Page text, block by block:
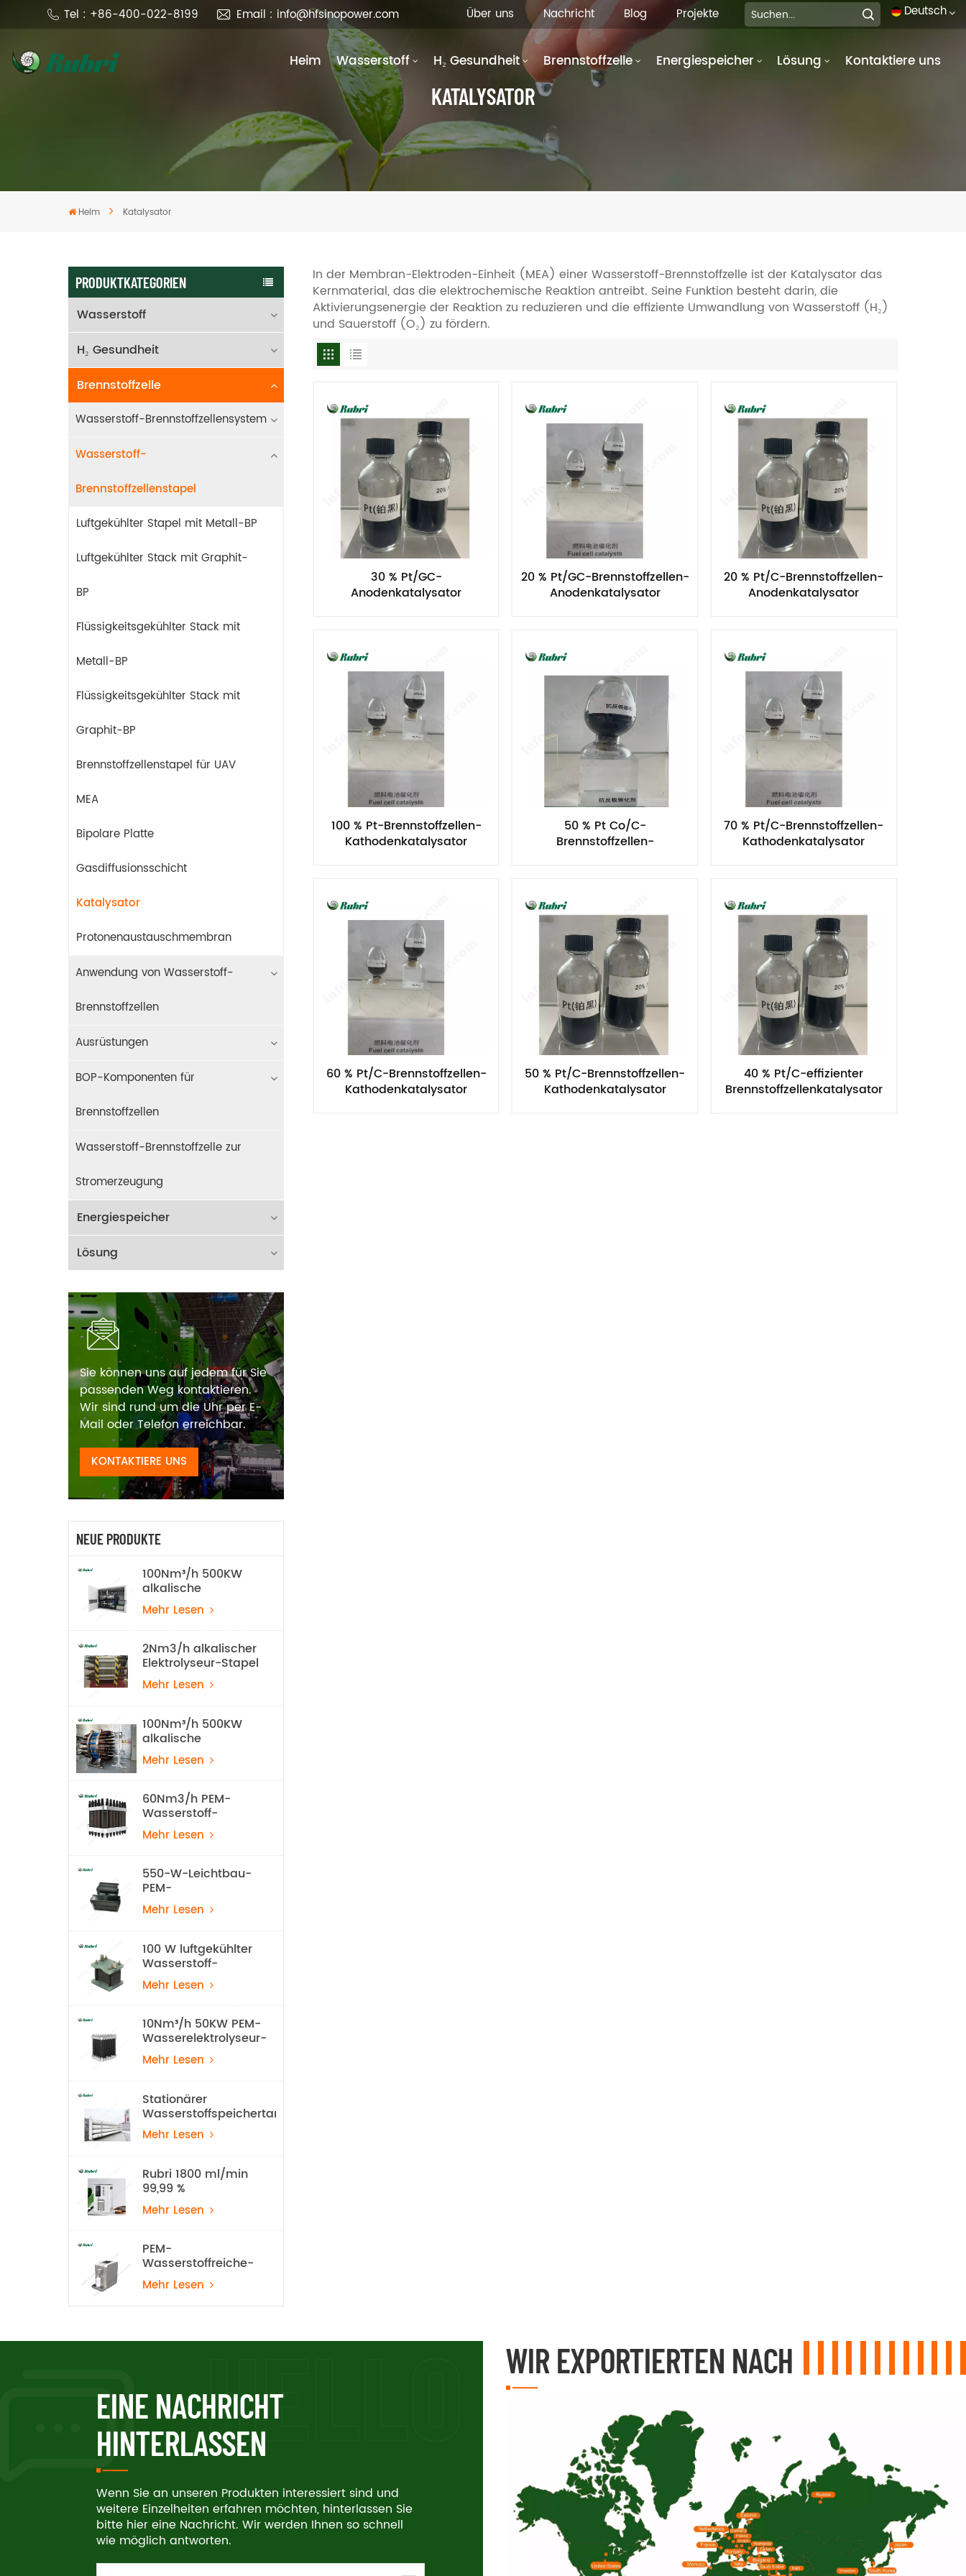
Tel : +86-400-022-8199 Email : info@hfsinopower.com Deutsch
português
العربية
Über uns Nachricht Blog Projekte
Heim Wasserstoff H₂ Gesundheit Brennstoffzelle Energiespeicher Lösung Kontaktiere uns
KATALYSATOR
Heim Katalysator
PRODUKTKATEGORIEN
Wasserstoff
H₂ Gesundheit
Brennstoffzelle
Wasserstoff-Brennstoffzellensystem
Wasserstoff-
Brennstoffzellenstapel
Luftgekühlter Stapel mit Metall-BP
Luftgekühlter Stack mit Graphit-
BP
Flüssigkeitsgekühlter Stack mit
Metall-BP
Flüssigkeitsgekühlter Stack mit
Graphit-BP
Brennstoffzellenstapel für UAV
MEA
Bipolare Platte
Gasdiffusionsschicht
Katalysator
Protonenaustauschmembran
Anwendung von Wasserstoff-
Brennstoffzellen
Ausrüstungen
BOP-Komponenten für
Brennstoffzellen
Wasserstoff-Brennstoffzelle zur
Stromerzeugung
Energiespeicher
Lösung
Sie können uns auf jedem für Sie
passenden Weg kontaktieren.
Wir sind rund um die Uhr per E-
Mail oder Telefon erreichbar.
KONTAKTIERE UNS
NEUE PRODUKTE
100Nm³/h 500KW
alkalische
Wasserelektrolyse-
Wasserstoff-
Produktionsanlage
Mehr Lesen
2Nm3/h alkalischer
Elektrolyseur-Stapel
Mehr Lesen
100Nm³/h 500KW
alkalische
Wasserstoff-
Wasserelektrolyse-
Ausrüstung
Mehr Lesen
60Nm3/h PEM-
Wasserstoff-
Elektrolyseur-Stapel
Mehr Lesen
550-W-Leichtbau-
PEM-
Wasserstoffbrennstoffzelle
für UAVs
Mehr Lesen
100 W luftgekühlter
Wasserstoff-
Brennstoffzellenstapel
Mehr Lesen
10Nm³/h 50KW PEM-
Wasserelektrolyseur-
Wasserstoff-
Produktionsanlage
Mehr Lesen
Stationärer
Wasserstoffspeichertank
mit 20 MPa
Mehr Lesen
Rubri 1800 ml/min
99,99 %
Wasserstoff-
Inhalationsgerät
Mehr Lesen
PEM-
Wasserstoffreiche-
Wasser-Maschine
Mehr Lesen
In der Membran-Elektroden-Einheit (MEA) einer Wasserstoff-Brennstoffzelle ist der Katalysator das
Kernmaterial, das die elektrochemische Reaktion antreibt. Seine Funktion besteht darin, die
Aktivierungsenergie der Reaktion zu reduzieren und die effiziente Umwandlung von Wasserstoff (H₂)
und Sauerstoff (O₂) zu fördern.
30 % Pt/GC-
Anodenkatalysator
20 % Pt/GC-Brennstoffzellen-
Anodenkatalysator
20 % Pt/C-Brennstoffzellen-
Anodenkatalysator
100 % Pt-Brennstoffzellen-
Kathodenkatalysator
50 % Pt Co/C-
Brennstoffzellen-
70 % Pt/C-Brennstoffzellen-
Kathodenkatalysator
60 % Pt/C-Brennstoffzellen-
Kathodenkatalysator
50 % Pt/C-Brennstoffzellen-
Kathodenkatalysator
40 % Pt/C-effizienter
Brennstoffzellenkatalysator
EINE NACHRICHT
HINTERLASSEN
Wenn Sie an unseren Produkten interessiert sind und
weitere Einzelheiten erfahren möchten, hinterlassen Sie
bitte hier eine Nachricht. Wir werden Ihnen so schnell
wie möglich antworten.
WIR EXPORTIERTEN NACH